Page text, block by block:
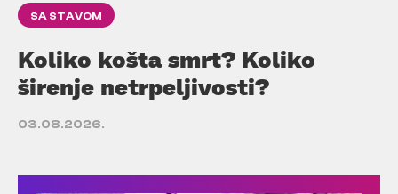
SA STAVOM
Koliko košta smrt? Koliko
širenje netrpeljivosti?
03.08.2026.